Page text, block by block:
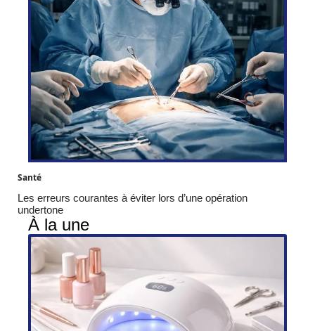
Santé
Les erreurs courantes à éviter lors d’une opération
undertone
À la une